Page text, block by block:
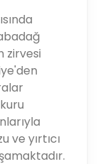
zirvesi
ve yırtıcı